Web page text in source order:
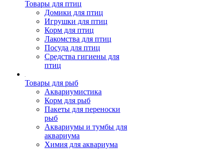
Товары для птиц
Домики для птиц
Игрушки для птиц
Корм для птиц
Лакомства для птиц
Посуда для птиц
Средства гигиены для
птиц
Товары для рыб
Аквариумистика
Корм для рыб
Пакеты для переноски
рыб
Аквариумы и тумбы для
аквариума
Химия для аквариума